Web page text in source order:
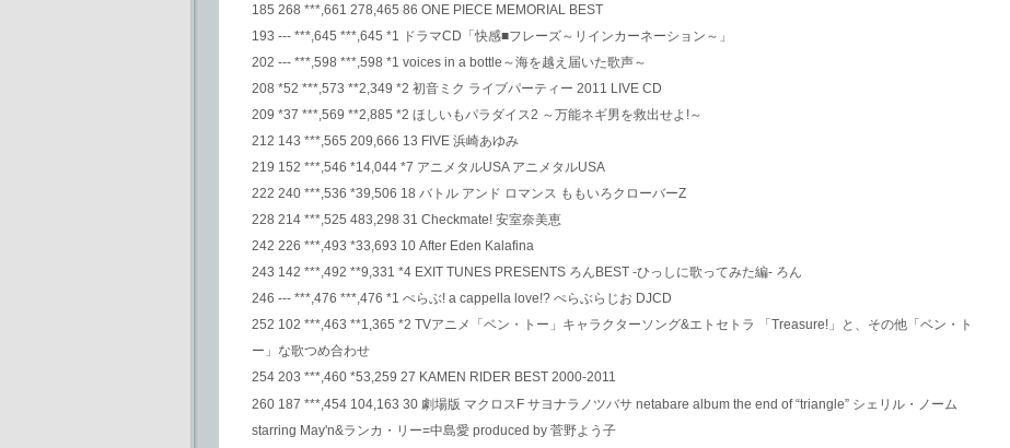
185 268 ***,661 278,465 86 ONE PIECE MEMORIAL BEST
193 --- ***,645 ***,645 *1 ドラマCD「快感■フレーズ～リインカーネーション～」
202 --- ***,598 ***,598 *1 voices in a bottle～海を越え届いた歌声～
208 *52 ***,573 **2,349 *2 初音ミク ライブパーティー 2011 LIVE CD
209 *37 ***,569 **2,885 *2 ほしいもパラダイス2 ～万能ネギ男を救出せよ!～
212 143 ***,565 209,666 13 FIVE 浜崎あゆみ
219 152 ***,546 *14,044 *7 アニメタルUSA アニメタルUSA
222 240 ***,536 *39,506 18 バトル アンド ロマンス ももいろクローバーZ
228 214 ***,525 483,298 31 Checkmate! 安室奈美恵
242 226 ***,493 *33,693 10 After Eden Kalafina
243 142 ***,492 **9,331 *4 EXIT TUNES PRESENTS ろんBEST -ひっしに歌ってみた編- ろん
246 --- ***,476 ***,476 *1 ぺらぶ! a cappella love!? ぺらぶらじお DJCD
252 102 ***,463 **1,365 *2 TVアニメ「ベン・トー」キャラクターソング&エトセトラ 「Treasure!」と、その他「ベン・ト
ー」な歌つめ合わせ
254 203 ***,460 *53,259 27 KAMEN RIDER BEST 2000-2011
260 187 ***,454 104,163 30 劇場版 マクロスF サヨナラノツバサ netabare album the end of “triangle” シェリル・ノーム
starring May'n&ランカ・リー=中島愛 produced by 菅野よう子